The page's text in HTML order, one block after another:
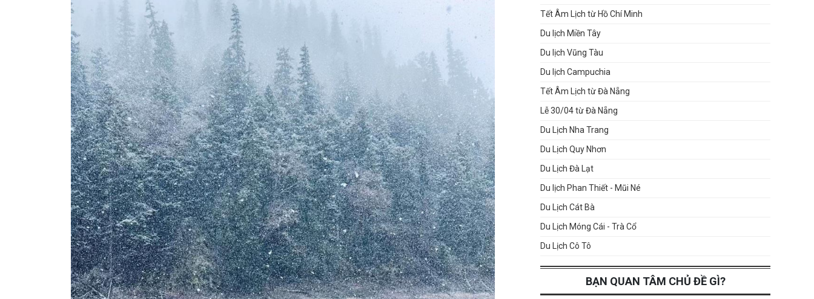
Tết Âm Lịch từ Hồ Chí Minh
Du lịch Miền Tây
Du lịch Vũng Tàu
Du lịch Campuchia
Tết Âm Lịch từ Đà Nẵng
Lễ 30/04 từ Đà Nẵng
Du Lịch Nha Trang
Du Lịch Quy Nhơn
Du Lịch Đà Lạt
Du lịch Phan Thiết - Mũi Né
Du Lịch Cát Bà
Du Lịch Móng Cái - Trà Cổ
Du Lịch Cô Tô
BẠN QUAN TÂM CHỦ ĐỀ GÌ?